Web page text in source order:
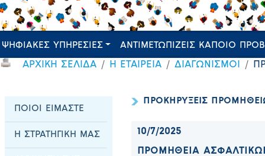
ΨΗΦΙΑΚΕΣ ΥΠΗΡΕΣΙΕΣ ΑΝΤΙΜΕΤΩΠΙΖΕΙΣ ΚΑΠΟΙΟ
ΑΡΧΙΚΗ ΣΕΛΙΔΑ Η ΕΤΑΙΡΕΙΑ ΔΙΑΓΩΝΙΣΜΟΙ
ΠΟΙΟΙ ΕΙΜΑΣΤΕ
Η ΣΤΡΑΤΗΓΙΚΗ ΜΑΣ
ΠΡΟΚΗΡΥΞΕΙΣ
10/7/2025
ΠΡΟΜΗΘΕΙΑ ΑΣΦΑΛΤΙΚΩΝ